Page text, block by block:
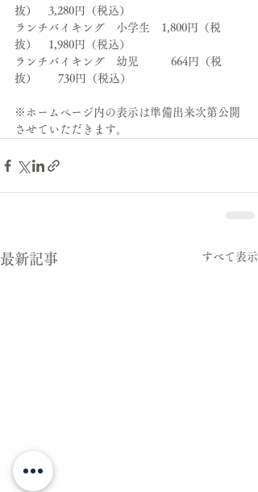
抜）　3,280円（税込）
ランチバイキング　小学生　1,800円（税
抜）　1,980円（税込）
ランチバイキング　幼児　　   664円（税
抜）　   730円（税込）
※ホームページ内の表示は準備出来次第公開
させていただきます。
最新記事 すべて表示